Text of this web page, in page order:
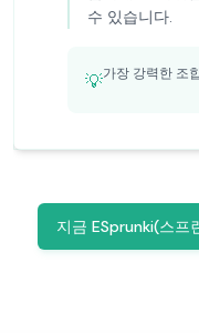
수 있습니다.
💡가장 강력한 조
지금 ESprunki(스